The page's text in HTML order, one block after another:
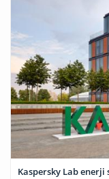
Kaspersky Lab